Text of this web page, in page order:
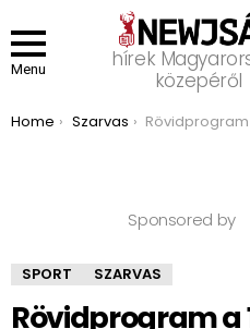
Menu
hírek
közepéről
You are here:
Home Szarvas Rövidprogram a 10.
Sponsored by
SPORT SZARVAS
Rövidprogram a